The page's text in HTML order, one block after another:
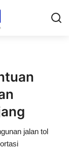
jalan tol